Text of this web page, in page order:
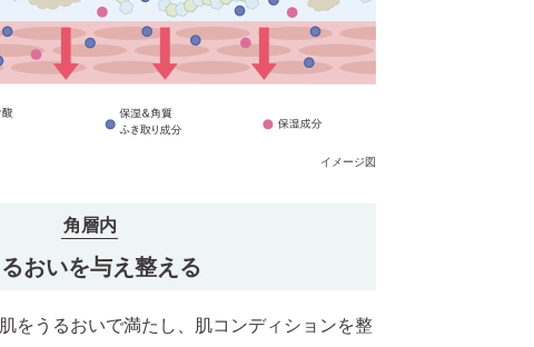
イメージ図
角層内
おいを与え整える
肌をうるおいで満たし、肌コンディションを整